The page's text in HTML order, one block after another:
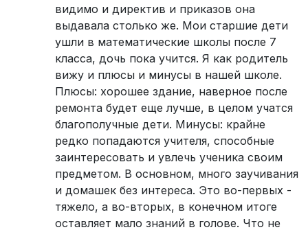
видимо и директив и приказов она
выдавала столько же. Мои старшие дети
ушли в математические школы после 7
класса, дочь пока учится. Я как родитель
вижу и плюсы и минусы в нашей школе.
Плюсы: хорошее здание, наверное после
ремонта будет еще лучше, в целом учатся
благополучные дети. Минусы: крайне
редко попадаются учителя, способные
заинтересовать и увлечь ученика своим
предметом. В основном, много заучивания
и домашек без интереса. Это во-первых -
тяжело, а во-вторых, в конечном итоге
оставляет мало знаний в голове. Что не